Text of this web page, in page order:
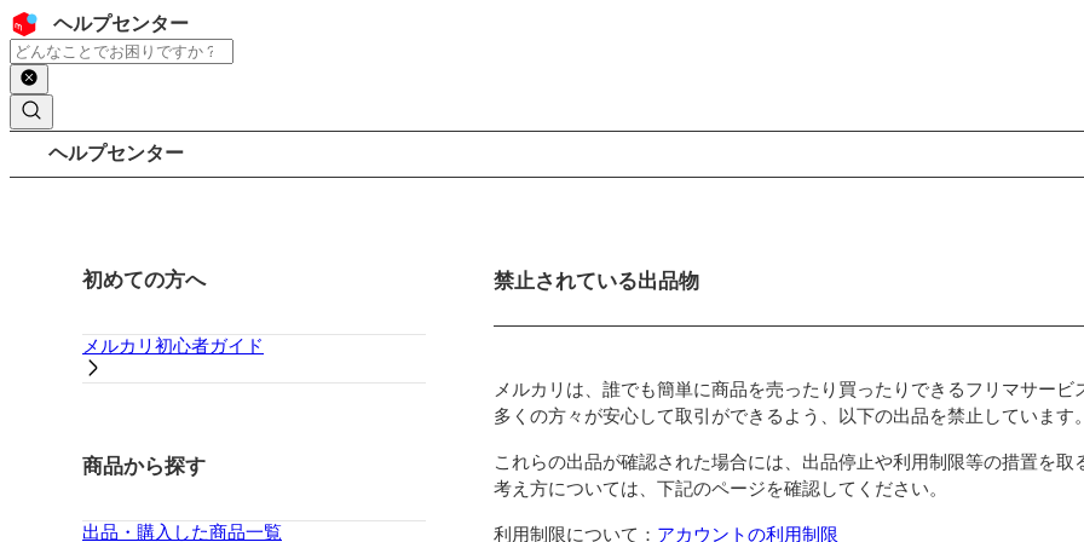
コンテンツにスキップ
ヘッダー
ヘルプセンター
検索
パンくずリスト
ヘルプセンター
サイドバー
初めての方へ
メルカリ初心者ガイド
商品から探す
出品・購入した商品一覧
メインコンテンツ
禁止されている出品物
メルカリは、誰でも簡単に商品を売ったり買ったりできるフリマサービ
多くの方々が安心して取引ができるよう、以下の出品を禁止しています。
これらの出品が確認された場合には、出品停止や利用制限等の措置を取
考え方については、下記のページを確認してください。
利用制限について： アカウントの利用制限